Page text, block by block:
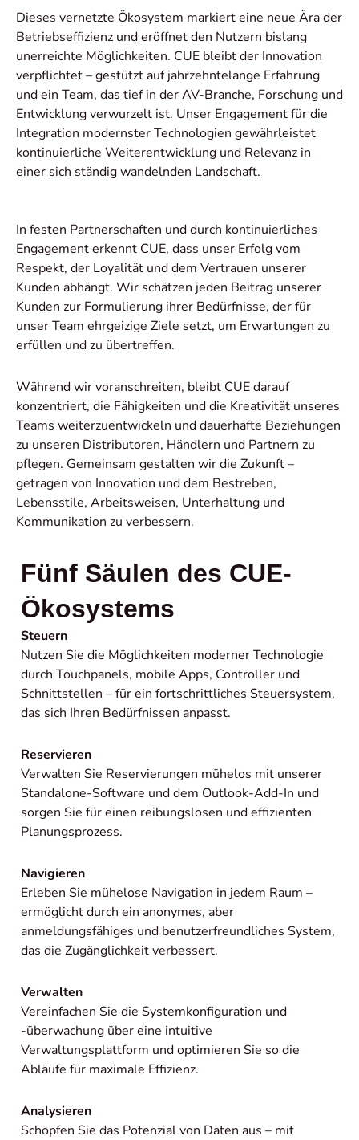
Dieses vernetzte Ökosystem markiert eine neue Ära der
Betriebseffizienz und eröffnet den Nutzern bislang
unerreichte Möglichkeiten. CUE bleibt der Innovation
verpflichtet – gestützt auf jahrzehntelange Erfahrung
und ein Team, das tief in der AV-Branche, Forschung und
Entwicklung verwurzelt ist. Unser Engagement für die
Integration modernster Technologien gewährleistet
kontinuierliche Weiterentwicklung und Relevanz in
einer sich ständig wandelnden Landschaft.
In festen Partnerschaften und durch kontinuierliches
Engagement erkennt CUE, dass unser Erfolg vom
Respekt, der Loyalität und dem Vertrauen unserer
Kunden abhängt. Wir schätzen jeden Beitrag unserer
Kunden zur Formulierung ihrer Bedürfnisse, der für
unser Team ehrgeizige Ziele setzt, um Erwartungen zu
erfüllen und zu übertreffen.
Während wir voranschreiten, bleibt CUE darauf
konzentriert, die Fähigkeiten und die Kreativität unseres
Teams weiterzuentwickeln und dauerhafte Beziehungen
zu unseren Distributoren, Händlern und Partnern zu
pflegen. Gemeinsam gestalten wir die Zukunft –
getragen von Innovation und dem Bestreben,
Lebensstile, Arbeitsweisen, Unterhaltung und
Kommunikation zu verbessern.
Fünf Säulen des CUE-
Ökosystems
Steuern
Nutzen Sie die Möglichkeiten moderner Technologie
durch Touchpanels, mobile Apps, Controller und
Schnittstellen – für ein fortschrittliches Steuersystem,
das sich Ihren Bedürfnissen anpasst.
Reservieren
Verwalten Sie Reservierungen mühelos mit unserer
Standalone-Software und dem Outlook-Add-In und
sorgen Sie für einen reibungslosen und effizienten
Planungsprozess.
Navigieren
Erleben Sie mühelose Navigation in jedem Raum –
ermöglicht durch ein anonymes, aber
anmeldungsfähiges und benutzerfreundliches System,
das die Zugänglichkeit verbessert.
Verwalten
Vereinfachen Sie die Systemkonfiguration und
-überwachung über eine intuitive
Verwaltungsplattform und optimieren Sie so die
Abläufe für maximale Effizienz.
Analysieren
Schöpfen Sie das Potenzial von Daten aus – mit